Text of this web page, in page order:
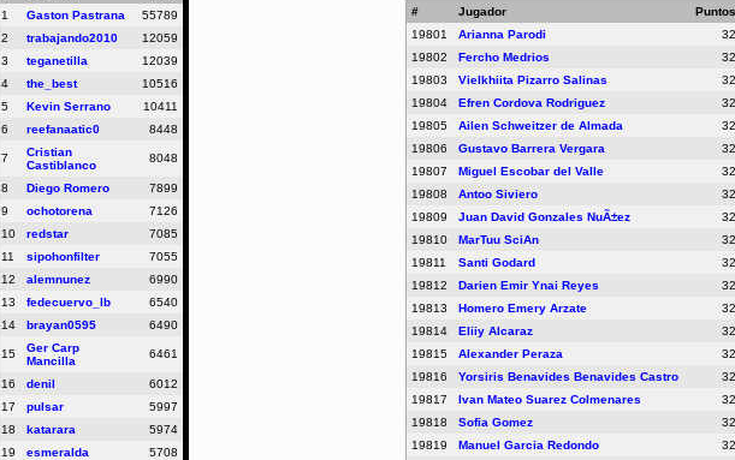
1
Gaston Pastrana
55789
2
trabajando2010
12059
3
teganetilla
12039
4
the_best
10516
5
Kevin Serrano
10411
6
reefanaatic0 8448
7
Cristian
Castiblanco
8048
8 Diego Romero
7899
9
ochotorena
7126
10
redstar
7085
11
sipohonfilter
7055
12
alemnunez
6990
13
fedecuervo_lb
6540
14
brayan0595 6490
15
Ger Carp
Mancilla
6461
16 denil
6012
17
pulsar
5997
18
katarara
5974
19
esmeralda
5708
# Jugador
Puntos
19801
Arianna Parodi
32
19802
Fercho Medrios
32
19803
Vielkhiita Pizarro Salinas
32
19804
Efren Cordova Rodriguez
32
19805
Ailen Schweitzer de Almada
32
19806
Gustavo Barrera Vergara
32
19807
Miguel Escobar del Valle
32
19808
Antoo Siviero
32
19809
Juan David Gonzales NuÃ±ez
32
19810
MarTuu SciAn
32
19811
Santi Godard
32
19812
Darien Emir Ynai Reyes
32
19813
Homero Emery Arzate
32
19814
Eliiy Alcaraz
32
19815
Alexander Peraza
32
19816
Yorsiris Benavides Benavides Castro
32
19817
Ivan Mateo Suarez Colmenares
32
19818
Sofia Gomez
32
19819
Manuel Garcia Redondo
32